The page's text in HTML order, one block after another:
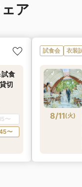
ア
食
切
〜
〜
試食会 衣装
8/11(火)